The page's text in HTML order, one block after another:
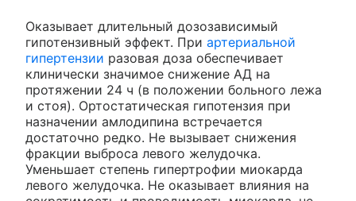
Оказывает длительный дозозависимый
гипотензивный эффект. При артериальной
гипертензии разовая доза обеспечивает
клинически значимое снижение АД на
протяжении 24 ч (в положении больного лежа
и стоя). Ортостатическая гипотензия при
назначении амлодипина встречается
достаточно редко. Не вызывает снижения
фракции выброса левого желудочка.
Уменьшает степень гипертрофии миокарда
левого желудочка. Не оказывает влияния на